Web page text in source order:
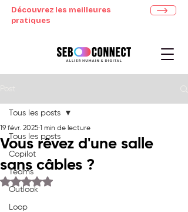
Découvrez les meilleures
pratiques
Tous les posts
Copilot
Teams
Outlook
Loop
Tous les posts
Vous rêvez d'une salle
sans câbles ?
19 févr. 2025 1 min de lecture
Noté NaN étoiles sur 5.